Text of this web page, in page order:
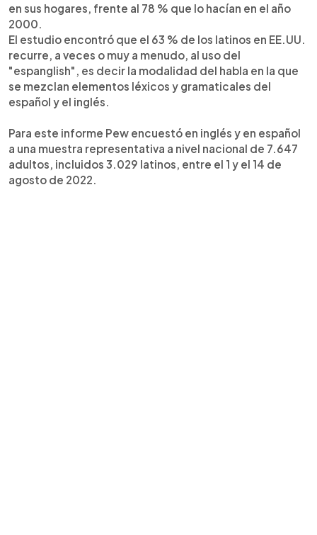
en sus hogares, frente al 78 % que lo hacían en el año
2000.
El estudio encontró que el 63 % de los latinos en EE.UU.
recurre, a veces o muy a menudo, al uso del
"espanglish", es decir la modalidad del habla en la que
se mezclan elementos léxicos y gramaticales del
español y el inglés.
Para este informe Pew encuestó en inglés y en español
a una muestra representativa a nivel nacional de 7.647
adultos, incluidos 3.029 latinos, entre el 1 y el 14 de
agosto de 2022.